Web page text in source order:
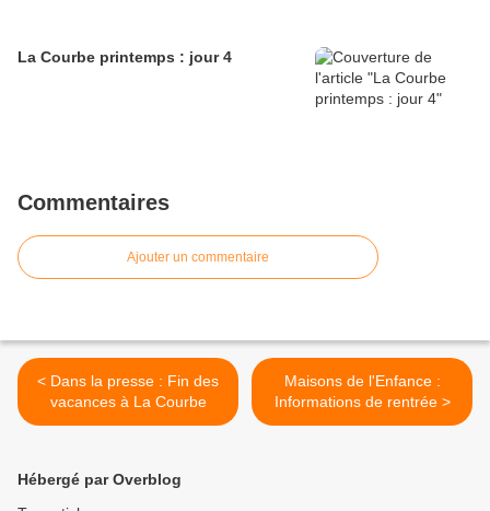
La Courbe printemps : jour 4
Commentaires
Ajouter un commentaire
< Dans la presse : Fin des
vacances à La Courbe
Maisons de l'Enfance :
Informations de rentrée >
Hébergé par Overblog